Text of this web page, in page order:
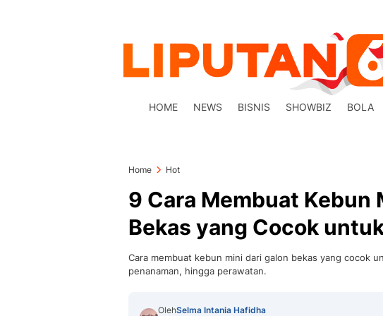
HOME NEWS BISNIS SHOWBIZ BOLA
Home Hot
9 Cara Membuat Kebun
Bekas yang Cocok
Cara membuat kebun mini dari galon bekas yang cocok
penanaman, hingga perawatan.
OlehSelma Intania Hafidha